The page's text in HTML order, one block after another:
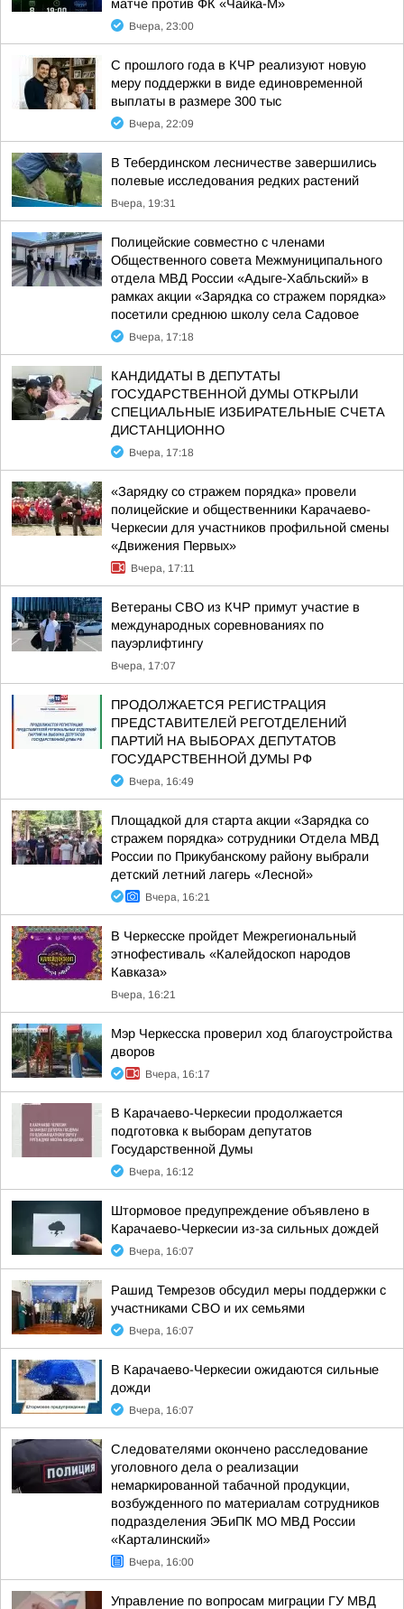
матче против ФК «Чайка-М»
Вчера, 23:00
С прошлого года в КЧР реализуют новую
меру поддержки в виде единовременной
выплаты в размере 300 тыс
Вчера, 22:09
В Тебердинском лесничестве завершились
полевые исследования редких растений
Вчера, 19:31
Полицейские совместно с членами
Общественного совета Межмуниципального
отдела МВД России «Адыге-Хабльский» в
рамках акции «Зарядка со стражем порядка»
посетили среднюю школу села Садовое
Вчера, 17:18
КАНДИДАТЫ В ДЕПУТАТЫ
ГОСУДАРСТВЕННОЙ ДУМЫ ОТКРЫЛИ
СПЕЦИАЛЬНЫЕ ИЗБИРАТЕЛЬНЫЕ СЧЕТА
ДИСТАНЦИОННО
Вчера, 17:18
«Зарядку со стражем порядка» провели
полицейские и общественники Карачаево-
Черкесии для участников профильной смены
«Движения Первых»
Вчера, 17:11
Ветераны СВО из КЧР примут участие в
международных соревнованиях по
пауэрлифтингу
Вчера, 17:07
ПРОДОЛЖАЕТСЯ РЕГИСТРАЦИЯ
ПРЕДСТАВИТЕЛЕЙ РЕГОТДЕЛЕНИЙ
ПАРТИЙ НА ВЫБОРАХ ДЕПУТАТОВ
ГОСУДАРСТВЕННОЙ ДУМЫ РФ
Вчера, 16:49
Площадкой для старта акции «Зарядка со
стражем порядка» сотрудники Отдела МВД
России по Прикубанскому району выбрали
детский летний лагерь «Лесной»
Вчера, 16:21
В Черкесске пройдет Межрегиональный
этнофестиваль «Калейдоскоп народов
Кавказа»
Вчера, 16:21
Мэр Черкесска проверил ход благоустройства
дворов
Вчера, 16:17
В Карачаево-Черкесии продолжается
подготовка к выборам депутатов
Государственной Думы
Вчера, 16:12
Штормовое предупреждение объявлено в
Карачаево-Черкесии из-за сильных дождей
Вчера, 16:07
Рашид Темрезов обсудил меры поддержки с
участниками СВО и их семьями
Вчера, 16:07
В Карачаево-Черкесии ожидаются сильные
дожди
Вчера, 16:07
Следователями окончено расследование
уголовного дела о реализации
немаркированной табачной продукции,
возбужденного по материалам сотрудников
подразделения ЭБиПК МО МВД России
«Карталинский»
Вчера, 16:00
Управление по вопросам миграции ГУ МВД